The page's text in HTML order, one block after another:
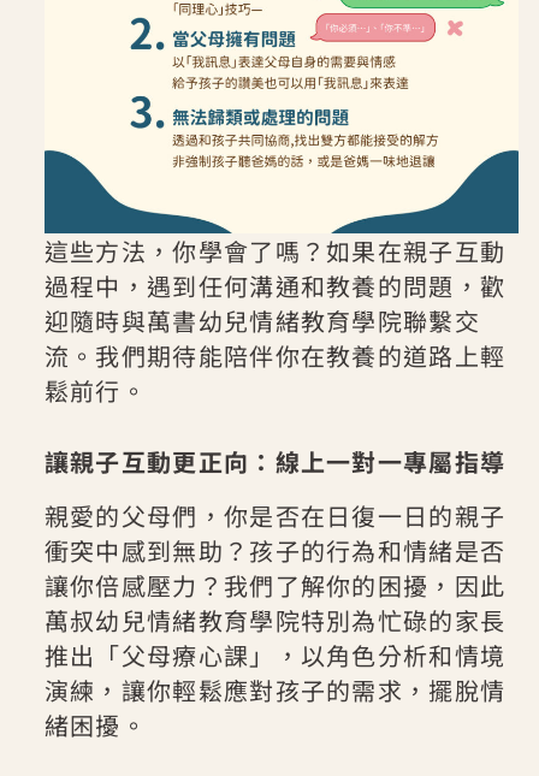
這些方法，你學會了嗎？如果在親子互動
過程中，遇到任何溝通和教養的問題，歡
迎隨時與萬書幼兒情緒教育學院聯繫交
流。我們期待能陪伴你在教養的道路上輕
鬆前行。
讓親子互動更正向：線上一對一專屬指導
親愛的父母們，你是否在日復一日的親子
衝突中感到無助？孩子的行為和情緒是否
讓你倍感壓力？我們了解你的困擾，因此
萬叔幼兒情緒教育學院特別為忙碌的家長
推出「父母療心課」，以角色分析和情境
演練，讓你輕鬆應對孩子的需求，擺脫情
緒困擾。